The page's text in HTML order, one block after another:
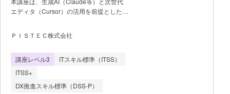
AI（LLM/RAG）、統計解析、機械学習、
レコメンド、画像解析等の基礎から応用を
を用いた簡易演習により、実装のリアリテ
す。 企画提案編（Week 5-6）：
製造・小売・CS等の実例を題材としたユ
ースケースから1つを選択。課題定義、解
決アプローチの選定、Po
エディタ（Cursor）の活用を前提としたモ
ーションの企画・要件定義から実装、
AWSやPaaSでのインフラ構築、CI/CDを
できる次世代型のフルスタックエンジニア
を育成することを目的としています。
らず、AIをアシスタントとして駆使しなが
ＰＩＳＴＥＣ株式会社
講座レベル3
ITスキル標準（ITSS）
ITSS+
DX推進スキル標準（DSS-P）